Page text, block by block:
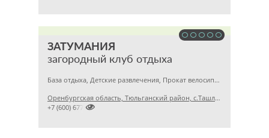
ЗАТУМАНИЯ
загородный клуб отдыха
База отдыха, Детские развлечения, Прокат велосипедов
Оренбургская область, Тюльганский район, с.Ташла, ул.Чапаева, 7

+7 (600) 677